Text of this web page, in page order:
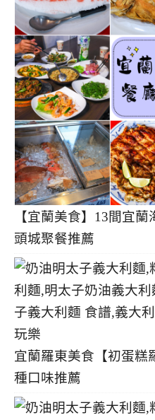
【宜蘭美食】13間宜
頭城聚餐推薦
宜蘭羅東美食【初蛋糕
種口味推薦